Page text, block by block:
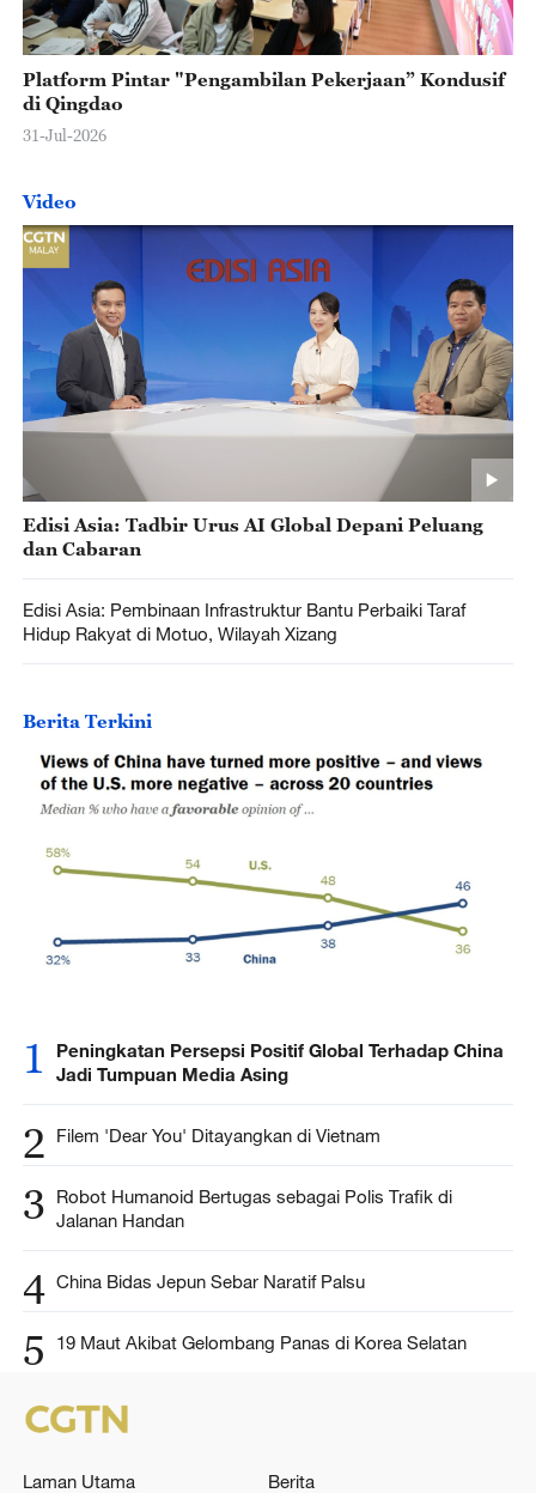
Platform Pintar "Pengambilan Pekerjaan” Kondusif
di Qingdao
31-Jul-2026
Video
Edisi Asia: Tadbir Urus AI Global Depani Peluang
dan Cabaran
Edisi Asia: Pembinaan Infrastruktur Bantu Perbaiki Taraf
Hidup Rakyat di Motuo, Wilayah Xizang
Berita Terkini
1
Peningkatan Persepsi Positif Global Terhadap China
Jadi Tumpuan Media Asing
2 Filem 'Dear You' Ditayangkan di Vietnam
3
Robot Humanoid Bertugas sebagai Polis Trafik di
Jalanan Handan
4 China Bidas Jepun Sebar Naratif Palsu
5 19 Maut Akibat Gelombang Panas di Korea Selatan
Laman Utama
Berita